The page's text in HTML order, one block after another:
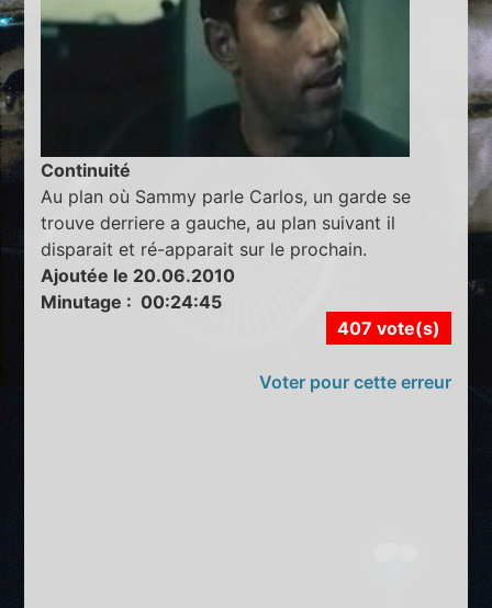
Continuité
Au plan où Sammy parle Carlos, un garde se
trouve derriere a gauche, au plan suivant il
disparait et ré-apparait sur le prochain.
Ajoutée le 20.06.2010
Minutage : 00:24:45
407 vote(s)
Voter pour cette erreur